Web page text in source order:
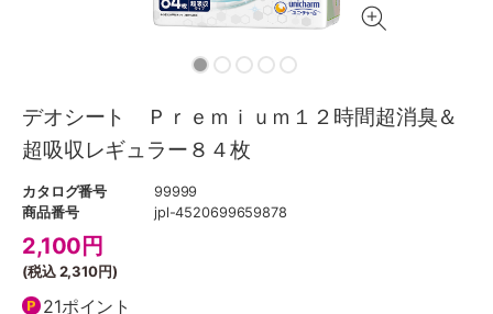
デオシート Ｐｒｅｍｉｕｍ１２時間超消臭＆
超吸収レギュラー８４枚
カタログ番号
99999
商品番号
jpl-4520699659878
2,100 円
(税込2,310円)
21ポイント